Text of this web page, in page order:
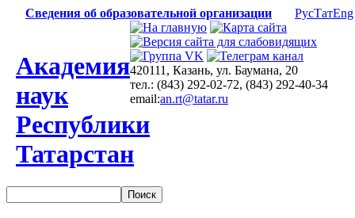
Сведения об образовательной организации РусТатEng
Академия
наук
Республики
Татарстан
420111, Казань, ул. Баумана, 20
тел.: (843) 292-02-72, (843) 292-40-34
email:an.rt@tatar.ru